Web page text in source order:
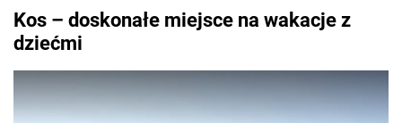
Kos – doskonałe miejsce na wakacje z
dziećmi